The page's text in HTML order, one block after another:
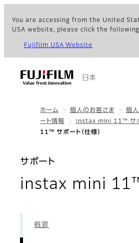
You are accessing from the United
USA website, please click the
Fujifilm USA Website
日本
ホーム 個人のお客さま
個人
ート情報
instax mini 11™ サ
11™ サポート（仕様）
サポート
instax mini
概要